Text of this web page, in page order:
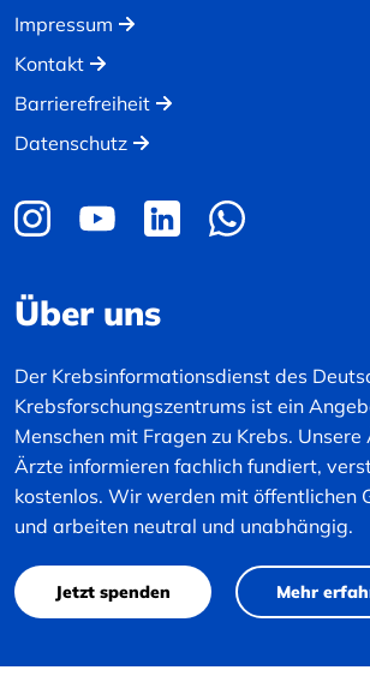
Impressum
Kontakt
Barrierefreiheit
Datenschutz
Über uns
Der Krebsinformationsdienst des
Krebsforschungszentrums ist ein
Menschen mit Fragen zu Krebs.
Ärzte informieren fachlich fundiert,
kostenlos. Wir werden mit öffentlichen
und arbeiten neutral und unabhängig.
Jetzt spenden Mehr